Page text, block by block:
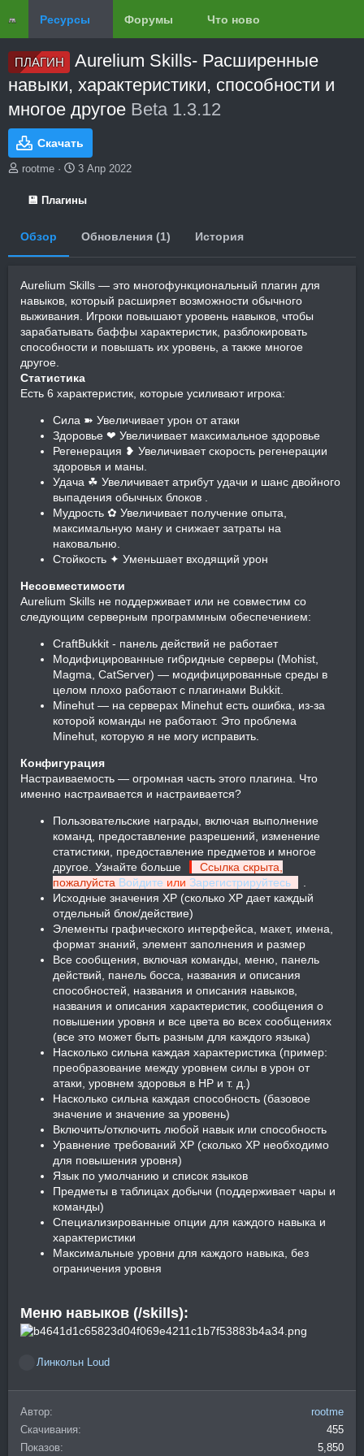
Ресурсы Форумы Что нового?
ПЛАГИН
Aurelium Skills- Расширенные
навыки, характеристики, способности и
многое другое Beta 1.3.12
Скачать
А
rootme
Д
т
о
з
а
н
и
я
3 Апр 2022
💾 Плагины
Обзор Обновления (1) История
Aurelium Skills — это многофункциональный плагин для
навыков, который расширяет возможности обычного
выживания. Игроки повышают уровень навыков, чтобы
зарабатывать баффы характеристик, разблокировать
способности и повышать их уровень, а также многое
другое.
Статистика
Есть 6 характеристик, которые усиливают игрока:
Сила ➽ Увеличивает урон от атаки
Здоровье ❤ Увеличивает максимальное здоровье
Регенерация ❥ Увеличивает скорость регенерации
здоровья и маны.
Удача ☘ Увеличивает атрибут удачи и шанс двойного
выпадения обычных блоков .
Мудрость ✿ Увеличивает получение опыта,
максимальную ману и снижает затраты на
наковальню.
Стойкость ✦ Уменьшает входящий урон
Несовместимости
Aurelium Skills не поддерживает или не совместим со
следующим серверным программным обеспечением:
CraftBukkit - панель действий не работает
Модифицированные гибридные серверы (Mohist,
Magma, CatServer) — модифицированные среды в
целом плохо работают с плагинами Bukkit.
Minehut — на серверах Minehut есть ошибка, из-за
которой команды не работают. Это проблема
Minehut, которую я не могу исправить.
Конфигурация
Настраиваемость — огромная часть этого плагина. Что
именно настраивается и настраивается?
Пользовательские награды, включая выполнение
команд, предоставление разрешений, изменение
статистики, предоставление предметов и многое
другое. Узнайте больше
Ссылка скрыта,
пожалуйста Войдите или Зарегистрируйтесь
Исходные значения XP (сколько XP дает каждый
отдельный блок/действие)
Элементы графического интерфейса, макет, имена,
формат знаний, элемент заполнения и размер
Все сообщения, включая команды, меню, панель
действий, панель босса, названия и описания
способностей, названия и описания навыков,
названия и описания характеристик, сообщения о
повышении уровня и все цвета во всех сообщениях
(все это может быть разным для каждого языка)
Насколько сильна каждая характеристика (пример:
преобразование между уровнем силы в урон от
атаки, уровнем здоровья в HP и т. д.)
Насколько сильна каждая способность (базовое
значение и значение за уровень)
Включить/отключить любой навык или способность
Уравнение требований XP (сколько XP необходимо
для повышения уровня)
Язык по умолчанию и список языков
Предметы в таблицах добычи (поддерживает чары и
команды)
Специализированные опции для каждого навыка и
характеристики
Максимальные уровни для каждого навыка, без
ограничения уровня
Меню навыков (/skills):
к
ц
и
Линкольн Loud
Автор
rootme
Скачивания
455
Показов
5,850